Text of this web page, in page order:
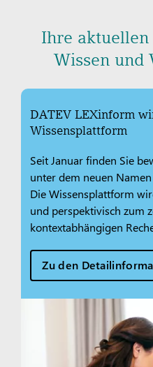
Ihre
Wissen und
DATEV LEXinform
Wissensplattform
Seit Januar finden Sie
unter dem neuen
Die Wissensplattform
und perspektivisch zum
kontextabhängigen
Zu den